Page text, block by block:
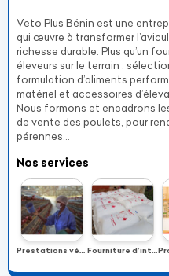
Veto Plus Bénin est une
qui œuvre à transformer
richesse durable. Plus qu’un
éleveurs sur le terrain :
formulation d’aliments
matériel et accessoires
Nous formons et encadrons
de vente des poulets, pour
pérennes...
Nos services
Prestations vétérinaires Fourniture d’intrants d’élevage